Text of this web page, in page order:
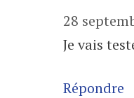
28
Je vais
Répondre